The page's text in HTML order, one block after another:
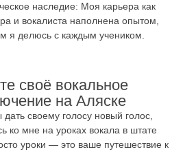
наследие: Моя карьера как
и вокалиста наполнена опытом,
я делюсь с каждым учеником.
своё вокальное
на Аляске
своему голосу новый голос,
ко мне на уроках вокала в штате
уроки — это ваше путешествие к